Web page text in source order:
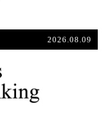
2026.08.09